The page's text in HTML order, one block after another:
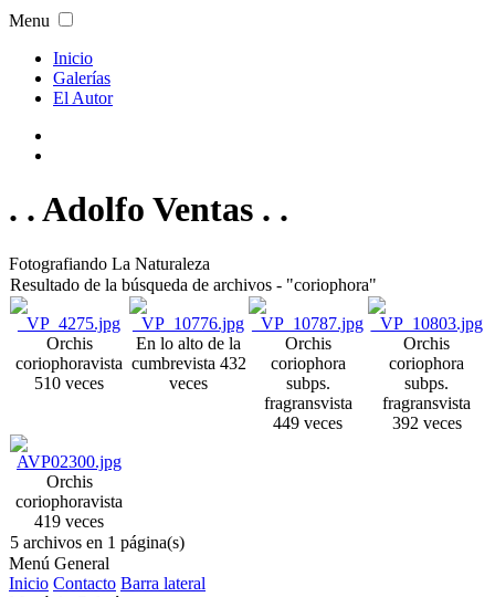
Menu
Inicio
Galerías
El Autor
. . Adolfo Ventas . .
Fotografiando La Naturaleza
Resultado de la búsqueda de archivos - "coriophora"
Orchis
coriophoravista
510 veces
En lo alto de la
cumbrevista 432
veces
Orchis
coriophora
subps.
fragransvista
449 veces
Orchis
coriophora
subps.
fragransvista
392 veces
Orchis
coriophoravista
419 veces
5 archivos en 1 página(s)
Menú General
Inicio Contacto Barra lateral